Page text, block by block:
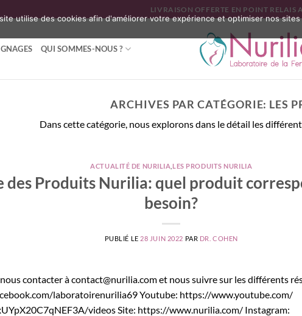
LIVRAISON OFFERTE EN POINT RELAIS
QUI SOMMES-NOUS ?
ARCHIVES PAR CATÉGORIE: LES
Dans cette catégorie, nous explorons dans le détail les
ACTUALITÉ DE NURILIA ,LES PRODUITS NURILIA
des Produits Nurilia: quel produit
besoin?
PUBLIÉ LE 28 JUIN 2022 PAR DR. COHEN
nous contacter à contact@nurilia.com et nous suivre sur les différents
laboratoirenurilia69 Youtube: https://www.youtube.com/
videos Site: https://www.nurilia.com/ Instagram:
utilise des cookies afin d'améliorer votre expérience et optimiser nos